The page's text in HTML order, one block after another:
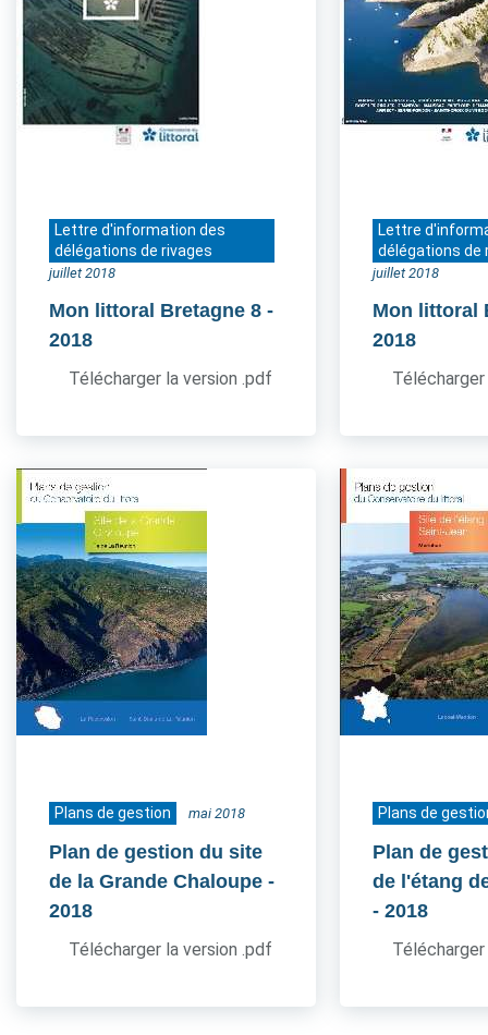
Lettre d'information des
délégations de rivages
juillet 2018
Mon littoral Bretagne 8 -
2018
Télécharger la version .pdf
Lettre
délégations de
juillet 2018
Mon littoral
2018
Plans de gestion mai 2018
Plan de gestion du site
de la Grande Chaloupe -
2018
Télécharger la version .pdf
Plans de
Plan de
de l'étang
- 2018